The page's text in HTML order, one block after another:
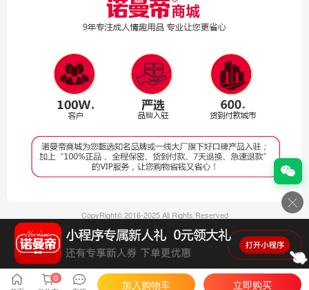
CopyRight© 2016-2025 All Rights Reserved
深圳市罗曼尼电子商务有限公司版权所有
ICP备案号：粤ICP备2023029922号-5
第二类医疗器械经营备案凭证:粤深药监械经营备20241962号
医疗器械网络销售备案:粤深械网备202406060002号
0
加入购物车 立即购买